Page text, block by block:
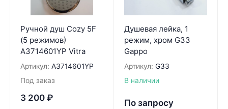
Ручной душ Cozy 5F
(5 режимов)
A3714601YP Vitra
Артикул: A3714601YP
Под заказ
3 200 ₽
Душевая лейка, 1
режим, хром G33
Gappo
Артикул: G33
В наличии
По запросу